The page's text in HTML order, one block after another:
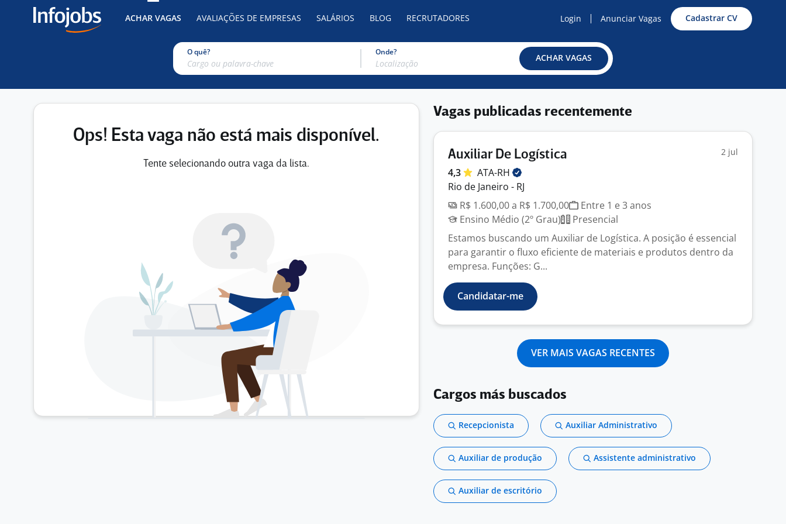
ACHAR VAGAS AVALIAÇÕES DE EMPRESAS SALÁRIOS BLOG RECRUTADORES Login Anunciar Vagas Cadastrar CV
O quê? Onde?
ACHAR VAGAS
Ops! Esta vaga não está mais disponível.
Tente selecionando outra vaga da lista.
Vagas publicadas recentemente
Auxiliar De Logística 2 jul
4,3
ATA-RH
Rio de Janeiro - RJ
R$ 1.600,00 a R$ 1.700,00
Entre 1 e 3 anos
Ensino Médio (2º Grau)
Presencial
Estamos buscando um Auxiliar de Logística. A posição é essencial
para garantir o fluxo eficiente de materiais e produtos dentro da
empresa. Funções: G...
Candidatar-me
VER MAIS VAGAS RECENTES
Cargos más buscados
Recepcionista Auxiliar Administrativo
Auxiliar de produção Assistente administrativo
Auxiliar de escritório